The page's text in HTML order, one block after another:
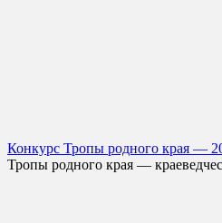
Конкурс Тропы родного края —
Тропы родного края —